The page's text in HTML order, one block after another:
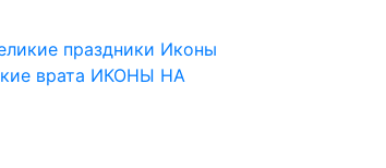
праздники Иконы
врата ИКОНЫ НА